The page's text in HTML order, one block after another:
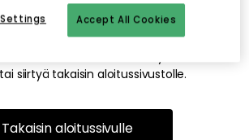
että sivua ei enää ole tai siitä, että se
Pahoittelemme tästä mahdollisesti
siirtyä takaisin aloitussivustolle.
Takaisin aloitussivulle
Accept All Cookies